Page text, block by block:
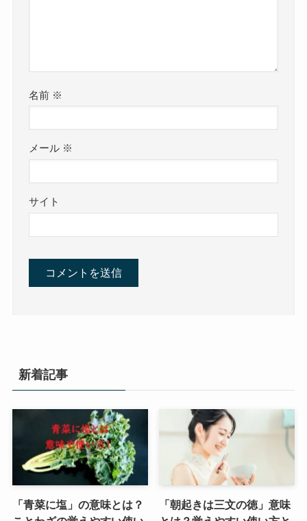
名前 ※
メール ※
サイト
新着記事
「青菜に塩」の意味とは？
「朝起きは三文の徳」意味